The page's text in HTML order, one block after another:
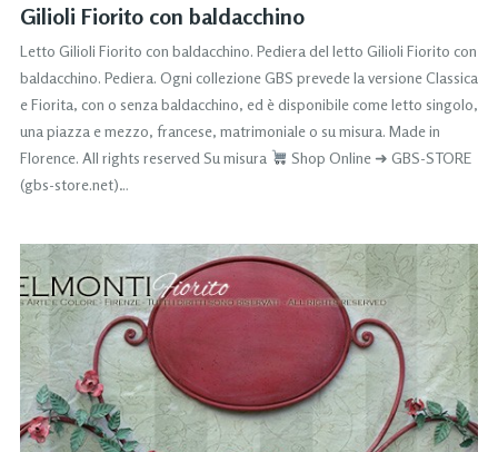
Gilioli Fiorito con baldacchino
Letto Gilioli Fiorito con baldacchino. Pediera del letto Gilioli Fiorito con
baldacchino. Pediera. Ogni collezione GBS prevede la versione Classica
e Fiorita, con o senza baldacchino, ed è disponibile come letto singolo,
una piazza e mezzo, francese, matrimoniale o su misura. Made in
Florence. All rights reserved Su misura
Shop Online ➜ GBS-STORE
(gbs-store.net)…